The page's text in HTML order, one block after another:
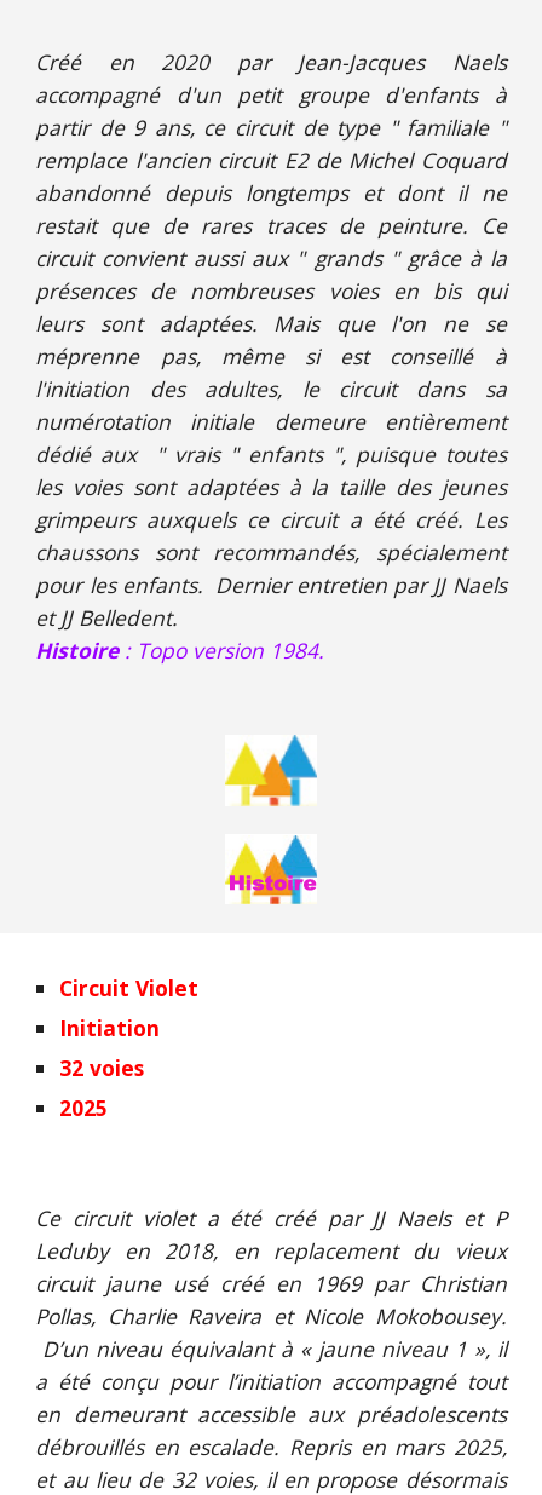
Créé en 2020 par Jean-Jacques Naels
accompagné d'un petit groupe d'enfants à
partir de 9 ans, ce circuit de type " familiale "
remplace l'ancien circuit E2 de Michel Coquard
abandonné depuis longtemps et dont il ne
restait que de rares traces de peinture. Ce
circuit convient aussi aux " grands " grâce à la
présences denombreuses voies en bis qui
leurs sont adaptées. Mais que l'on ne se
méprenne pas, même si est conseillé à
l'initiation des adultes, le circuit dans sa
numérotation initiale demeure entièrement
dédié aux " vrais " enfants ", puisque toutes
les voies sont adaptées à la taille des jeunes
grimpeurs auxquels ce circuit a été créé. Les
chaussons sont recommandés, spécialement
pour les enfants. Dernier entretien par JJ Naels
et JJ Belledent.
Histoire: Topo version 1984.
Circuit Violet
Initiation
32 voies
2025
Ce circuit violet a été créé par JJ Naels et P
Leduby en 2018, en replacement du vieux
circuit jaune usé créé en 1969par Christian
Pollas, Charlie Raveira et Nicole Mokobousey.
D’un niveau équivalant à « jaune niveau 1 », il
a été conçu pour l’initiation accompagné tout
en demeurant accessible aux préadolescents
débrouillés en escalade. Repris en mars 2025,
et au lieu de 32 voies, il en propose désormais